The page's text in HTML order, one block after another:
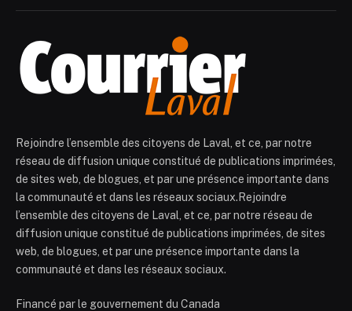
Rejoindre l’ensemble des citoyens de Laval, et ce, par notre
réseau de diffusion unique constitué de publications imprimées,
de sites web, de blogues, et par une présence importante dans
la communauté et dans les réseaux sociaux.Rejoindre
l’ensemble des citoyens de Laval, et ce, par notre réseau de
diffusion unique constitué de publications imprimées, de sites
web, de blogues, et par une présence importante dans la
communauté et dans les réseaux sociaux.
Financé par le gouvernement du Canada